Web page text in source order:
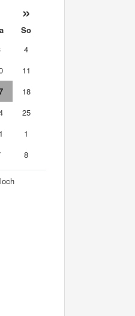
»
So
4
11
18
25
1
8